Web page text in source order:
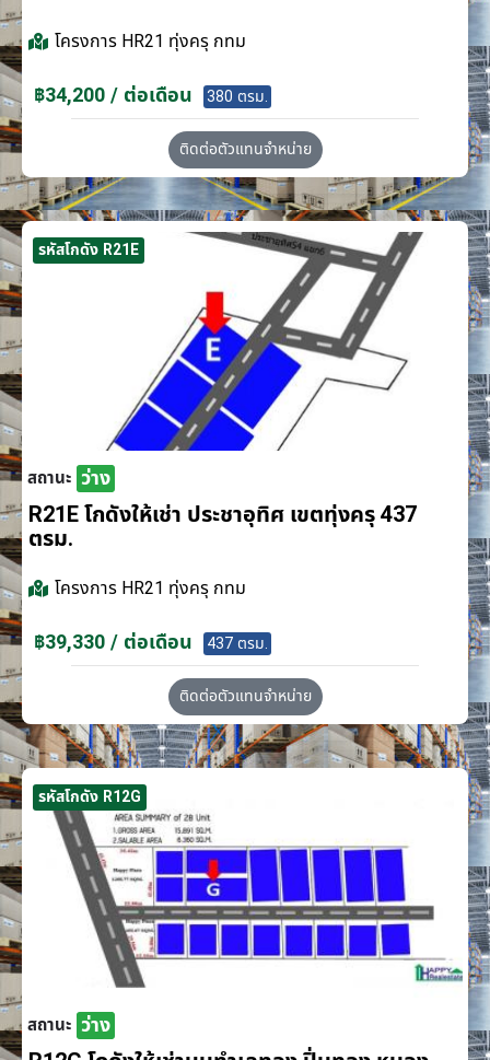
โครงการ HR21 ทุ่งครุ กทม
฿34,200 / ต่อเดือน 380 ตรม.
ติดต่อตัวแทนจำหน่าย
รหัสโกดัง R21E
สถานะ ว่าง
R21E โกดังให้เช่า ประชาอุทิศ เขตทุ่งครุ 437
ตรม.
โครงการ HR21 ทุ่งครุ กทม
฿39,330 / ต่อเดือน 437 ตรม.
ติดต่อตัวแทนจำหน่าย
รหัสโกดัง R12G
สถานะ ว่าง